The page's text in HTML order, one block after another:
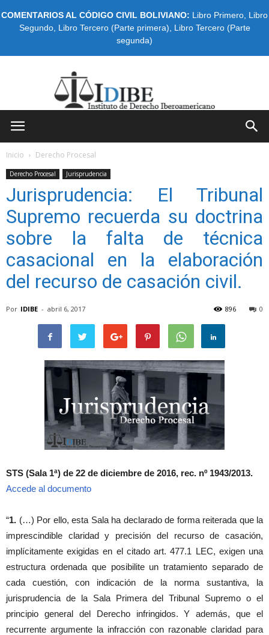
COMENTARIOS AL CÓDIGO CIVIL BOLIVIANO: Libro Primero Libro
Segundo, Libro Tercero (Parte primera)
Libro Tercero (Parte
segunda)
Inicio Derecho Procesal
Derecho Procesal Jurisprudencia
Jurisprudencia: El Tribunal
Supremo recuerda su doctrina
sobre la falta de técnica
casacional en la elaboración
del recurso de casación civil.
Por IDIBE - abril 6, 2017 0
896
STS (Sala 1ª) de 22 de diciembre de 2016, rec. nº 1943/2013.
Accede al documento
“1. (…) Por ello, esta Sala ha declarado de forma reiterada que la
imprescindible claridad y precisión del recurso de casación,
implícitamente exigidas en el citado art. 477.1 LEC, exigen una
estructura ordenada que posibilite un tratamiento separado de
cada cuestión, con indicación de la norma sustantiva, la
jurisprudencia de la Sala Primera del Tribunal Supremo o el
principio general del Derecho infringidos. Y además, que el
recurrente argumente la infracción con razonable claridad para